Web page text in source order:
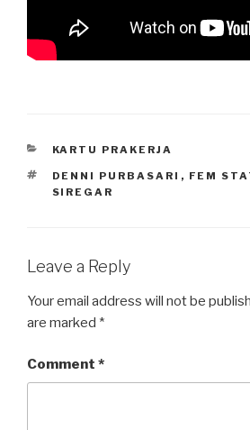
CATEGORIES
KARTU PRAKERJA
TAGS
DENNI PURBASARI , FEM
SIREGAR
Leave a Reply
Your email address will not be
are marked *
Comment *